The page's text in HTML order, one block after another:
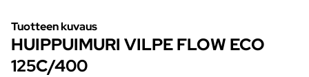
Tuotteen kuvaus
HUIPPUIMURI VILPE FLOW ECO
125C/400